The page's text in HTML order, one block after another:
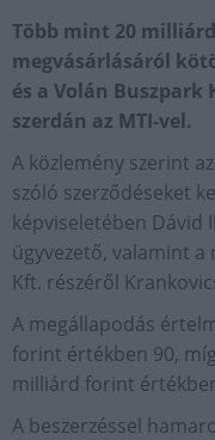
Több mint 20
megvásárlásáról
és a Volán Buszpark
szerdán az MTI-vel.
A közlemény szerint
szóló szerződéseket
képviseletében Dávid
ügyvezető, valamint
Kft. részéről
A megállapodás
forint értékben 90,
milliárd forint
A beszerzéssel